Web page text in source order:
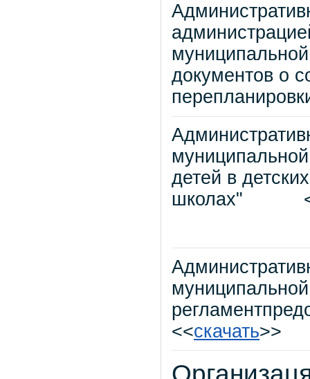
документов о
детей в
школах"
<<скачать>>